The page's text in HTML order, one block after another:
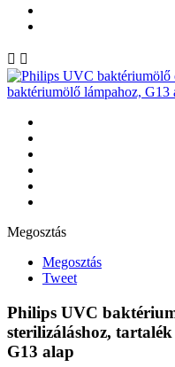
 
Megosztás
Megosztás
Tweet
Philips UVC
sterilizáláshoz,
G13 alap